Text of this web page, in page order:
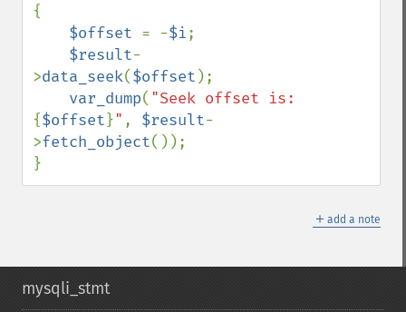
{
$offset = -$i;
$result-
>data_seek($offset );
var_dump(
{$offset}" , $result-
>fetch_object());
}
＋ add a note
mysqli_stmt